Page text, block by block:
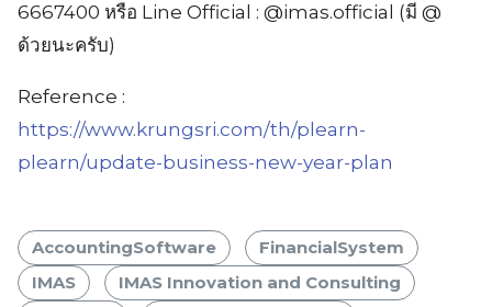
6667400 หรือ Line Official : @imas.official (มี @
ด้วยนะครับ)
Reference :
https://www.krungsri.com/th/plearn-
plearn/update-business-new-year-plan
AccountingSoftware
FinancialSystem
IMAS
IMAS Innovation and Consulting